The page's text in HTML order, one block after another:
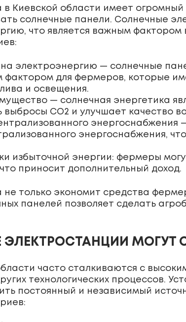
в Киевской области имеет
солнечные панели. Солнечные
что является важным
электроэнергию — солнечные
фактором для фермеров, которые
и освещения.
— солнечная энергетика
CO2 и улучшает качество
энергоснабжения,
избыточной энергии: фермеры
приносит дополнительный доход.
не только экономит средства
панелей позволяет сделать
МОГУТ
часто сталкиваются с
технологических процессов.
постоянный и независимый